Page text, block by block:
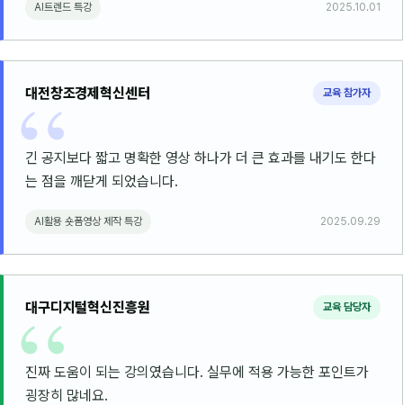
AI트렌드 특강 2025.10.01
대전창조경제혁신센터 교육 참가자
긴 공지보다 짧고 명확한 영상 하나가 더 큰 효과를 내기도 한다
는 점을 깨닫게 되었습니다.
AI활용 숏폼영상 제작 특강 2025.09.29
대구디지털혁신진흥원 교육 담당자
진짜 도움이 되는 강의였습니다. 실무에 적용 가능한 포인트가
굉장히 많네요.